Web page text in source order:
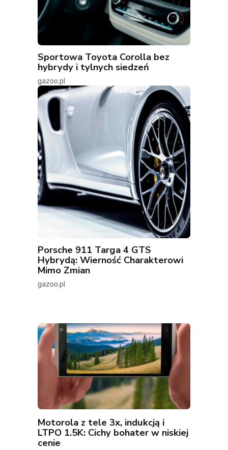
Sportowa Toyota Corolla bez
hybrydy i tylnych siedzeń
gazoo.pl
Porsche 911 Targa 4 GTS
Hybrydą: Wierność Charakterowi
Mimo Zmian
gazoo.pl
Motorola z tele 3x, indukcją i
LTPO 1.5K: Cichy bohater w niskiej
cenie